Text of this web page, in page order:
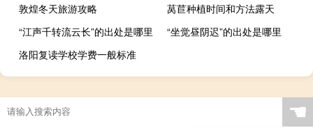
敦煌冬天旅游攻略
莴苣种植时间和方法露天
“江声千转流云长”的出处是哪里
“坐觉昼阴迟”的出处是哪里
洛阳复读学校学费一般标准
☚